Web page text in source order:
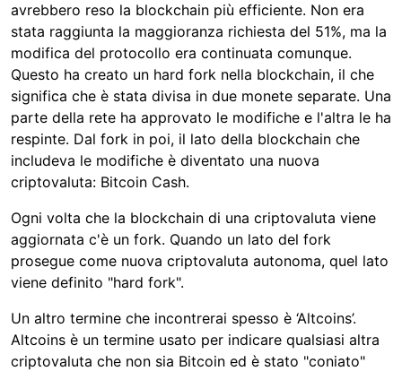
avrebbero reso la blockchain più efficiente. Non era
stata raggiunta la maggioranza richiesta del 51%, ma la
modifica del protocollo era continuata comunque.
Questo ha creato un hard fork nella blockchain, il che
significa che è stata divisa in due monete separate. Una
parte della rete ha approvato le modifiche e l'altra le ha
respinte. Dal fork in poi, il lato della blockchain che
includeva le modifiche è diventato una nuova
criptovaluta: Bitcoin Cash.
Ogni volta che la blockchain di una criptovaluta viene
aggiornata c'è un fork. Quando un lato del fork
prosegue come nuova criptovaluta autonoma, quel lato
viene definito "hard fork".
Un altro termine che incontrerai spesso è ‘Altcoins’.
Altcoins è un termine usato per indicare qualsiasi altra
criptovaluta che non sia Bitcoin ed è stato "coniato"